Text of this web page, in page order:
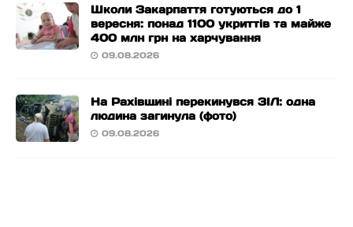
Школи Закарпаття готуються до 1
вересня: понад 1100 укриттів та майже
400 млн грн на харчування
09.08.2026
На Рахівщині перекинувся ЗІЛ: одна
людина загинула (фото)
09.08.2026